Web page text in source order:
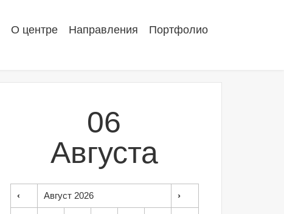
Портфолио
Направления
О центре
06
Августа
‹ Август 2026 ›